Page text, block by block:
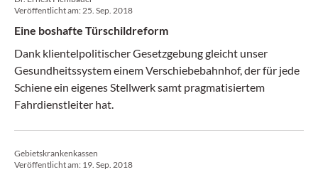
Veröffentlicht am:25. Sep. 2018
Eine boshafte Türschildreform
Dank klientelpolitischer Gesetzgebung gleicht unser
Gesundheitssystem einem Verschiebebahnhof, der für jede
Schiene ein eigenes Stellwerk samt pragmatisiertem
Fahrdienstleiter hat.
Gebietskrankenkassen
Veröffentlicht am: 19. Sep. 2018